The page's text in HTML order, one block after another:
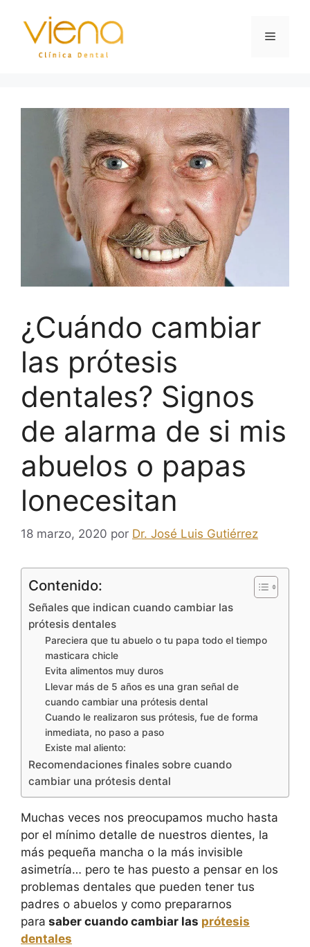
¿Cuándo cambiar
las prótesis
dentales? Signos
de alarma de si mis
abuelos o papas
lonecesitan
18 marzo, 2020 por Dr. José Luis Gutiérrez
Contenido:
Señales que indican cuando cambiar las
prótesis dentales
Pareciera que tu abuelo o tu papa todo el tiempo
masticara chicle
Evita alimentos muy duros
Llevar más de 5 años es una gran señal de
cuando cambiar una prótesis dental
Cuando le realizaron sus prótesis, fue de forma
inmediata, no paso a paso
Existe mal aliento:
Recomendaciones finales sobre cuando
cambiar una prótesis dental
Muchas veces nos preocupamos mucho hasta
por el mínimo detalle de nuestros dientes, la
más pequeña mancha o la más invisible
asimetría… pero te has puesto a pensar en los
problemas dentales que pueden tener tus
padres o abuelos y como prepararnos
para saber cuando cambiar las prótesis
dentales